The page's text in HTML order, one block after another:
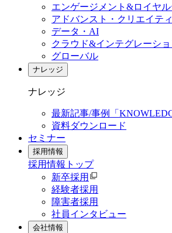
エンゲージメント&ロイヤル
アドバンスト・クリエイテ
データ・AI
クラウド&インテグレーショ
グローバル
ナレッジ
ナレッジ
最新記事/事例「
資料ダウンロード
セミナー
採用情報
採用情報 トップ
新卒採用
経験者採用
障害者採用
社員インタビュー
会社情報